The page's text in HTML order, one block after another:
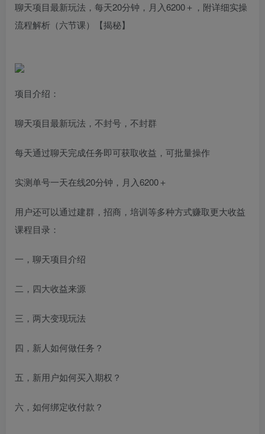
聊天项目最新玩法，每天20分钟，月入6200＋，附详细实操
流程解析（六节课）【揭秘】
项目介绍：
聊天项目最新玩法，不封号，不封群
每天通过聊天完成任务即可获取收益，可批量操作
实测单号一天在线20分钟，月入6200＋
用户还可以通过建群，招商，培训等多种方式赚取更大收益
课程目录：
一，聊天项目介绍
二，四大收益来源
三，两大变现玩法
四，新人如何做任务？
五，新用户如何买入期权？
六，如何绑定收付款？